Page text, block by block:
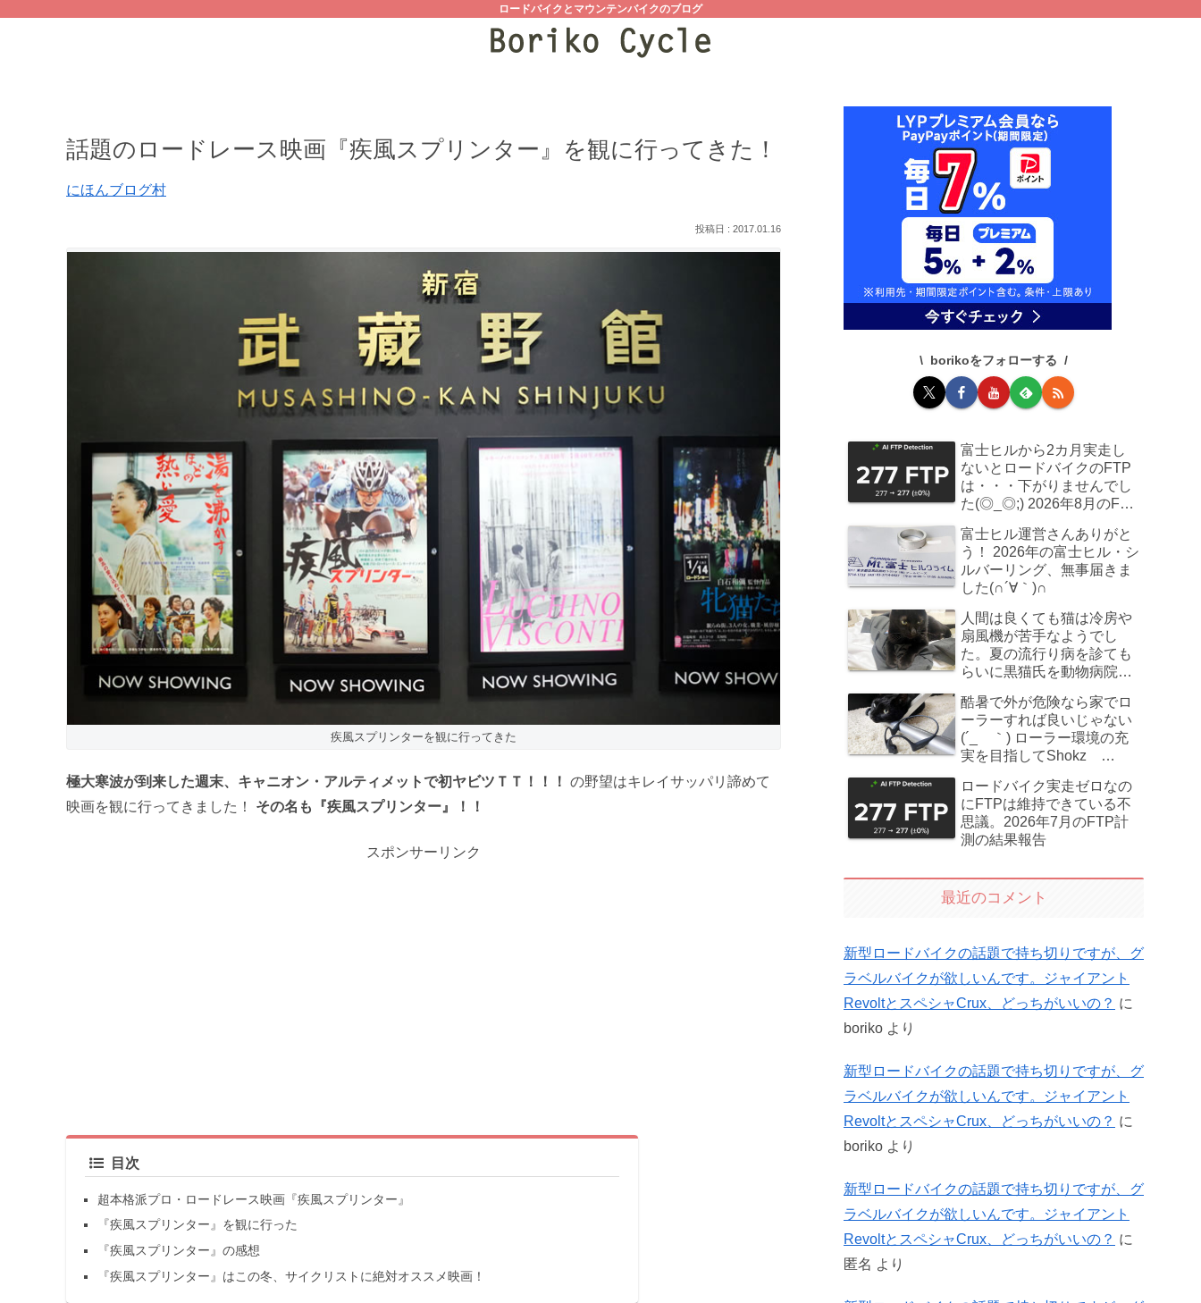
ロードバイクとマウンテンバイクのブログ
話題のロードレース映画『疾風スプリンター』を観に行ってきた！
にほんブログ村
2017.01.16
疾風スプリンターを観に行ってきた
極大寒波が到来した週末、キャニオン・アルティメットで初ヤビツＴＴ！！！ の野望はキレイサッパリ諦めて
映画を観に行ってきました！ その名も『疾風スプリンター』！！
スポンサーリンク
目次
超本格派プロ・ロードレース映画『疾風スプリンター』
『疾風スプリンター』を観に行った
『疾風スプリンター』の感想
『疾風スプリンター』はこの冬、サイクリストに絶対オススメ映画！
borikoをフォローする
富士ヒルから2カ月実走し
ないとロードバイクのFTP
は・・・下がりませんでし
た(◎_◎;) 2026年8月のFTP
富士ヒル運営さんありがと
う！ 2026年の富士ヒル・シ
ルバーリング、無事届きま
した(∩´∀｀)∩
人間は良くても猫は冷房や
扇風機が苦手なようでし
た。夏の流行り病を診ても
らいに黒猫氏を動物病院へ
酷暑で外が危険なら家でロ
ーラーすれば良いじゃない
(´_ゝ｀) ローラー環境の充
実を目指してShokz
た
ロードバイク実走ゼロなの
にFTPは維持できている不
思議。2026年7月のFTP計
測の結果報告
最近のコメント
新型ロードバイクの話題で持ち切りですが、グ
ラベルバイクが欲しいんです。ジャイアント
RevoltとスペシャCrux、どっちがいいの？ に
boriko より
新型ロードバイクの話題で持ち切りですが、グ
ラベルバイクが欲しいんです。ジャイアント
RevoltとスペシャCrux、どっちがいいの？ に
boriko より
新型ロードバイクの話題で持ち切りですが、グ
ラベルバイクが欲しいんです。ジャイアント
RevoltとスペシャCrux、どっちがいいの？ に
匿名 より